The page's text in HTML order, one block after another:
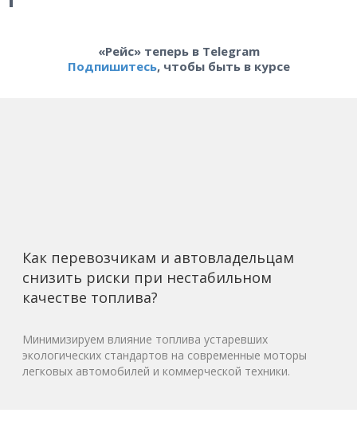
«Рейс» теперь в Telegram
Подпишитесь, чтобы быть в курсе
Как перевозчикам и автовладельцам
снизить риски при нестабильном
качестве топлива?
Минимизируем влияние топлива устаревших
экологических стандартов на современные моторы
легковых автомобилей и коммерческой техники.